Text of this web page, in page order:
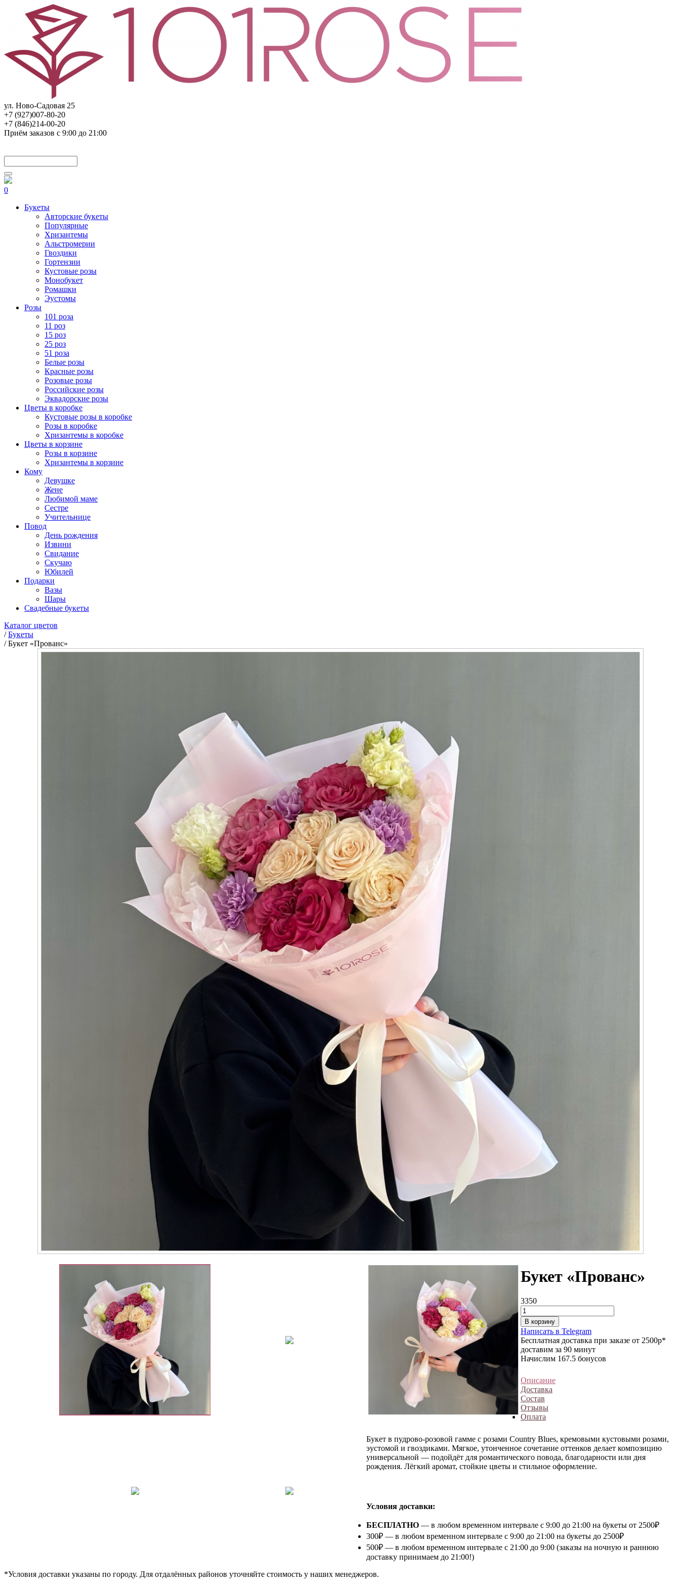
ул. Ново-Садовая 25
+7 (927)007-80-20
+7 (846)214-00-20
Приём заказов с 9:00 до 21:00
0
Букеты
Авторские букеты
Популярные
Хризантемы
Альстромерии
Гвоздики
Гортензии
Кустовые розы
Монобукет
Ромашки
Эустомы
Розы
101 роза
11 роз
15 роз
25 роз
51 роза
Белые розы
Красные розы
Розовые розы
Российские розы
Эквадорские розы
Цветы в коробке
Кустовые розы в коробке
Розы в коробке
Хризантемы в коробке
Цветы в корзине
Розы в корзине
Хризантемы в корзине
Кому
Девушке
Жене
Любимой маме
Сестре
Учительнице
Повод
День рождения
Извини
Свидание
Скучаю
Юбилей
Подарки
Вазы
Шары
Свадебные букеты
Каталог цветов
/Букеты
/Букет «Прованс»
Букет «Прованс»
3350
В корзину
Написать в Telegram
Бесплатная доставка при заказе от 2500р*
доставим за 90 минут
Начислим 167.5 бонусов
Описание
Доставка
Состав
Отзывы
Оплата
Букет в пудрово-розовой гамме с розами Country Blues, кремовыми кустовыми розами,
эустомой и гвоздиками. Мягкое, утонченное сочетание оттенков делает композицию
универсальной — подойдёт для романтического повода, благодарности или дня
рождения. Лёгкий аромат, стойкие цветы и стильное оформление.
Условия доставки:
БЕСПЛАТНО — в любом временном интервале с 9:00 до 21:00 на букеты от 2500₽
300₽ — в любом временном интервале с 9:00 до 21:00 на букеты до 2500₽
500₽ — в любом временном интервале с 21:00 до 9:00 (заказы на ночную и раннюю
доставку принимаем до 21:00!)
*Условия доставки указаны по городу. Для отдалённых районов уточняйте стоимость у наших менеджеров.